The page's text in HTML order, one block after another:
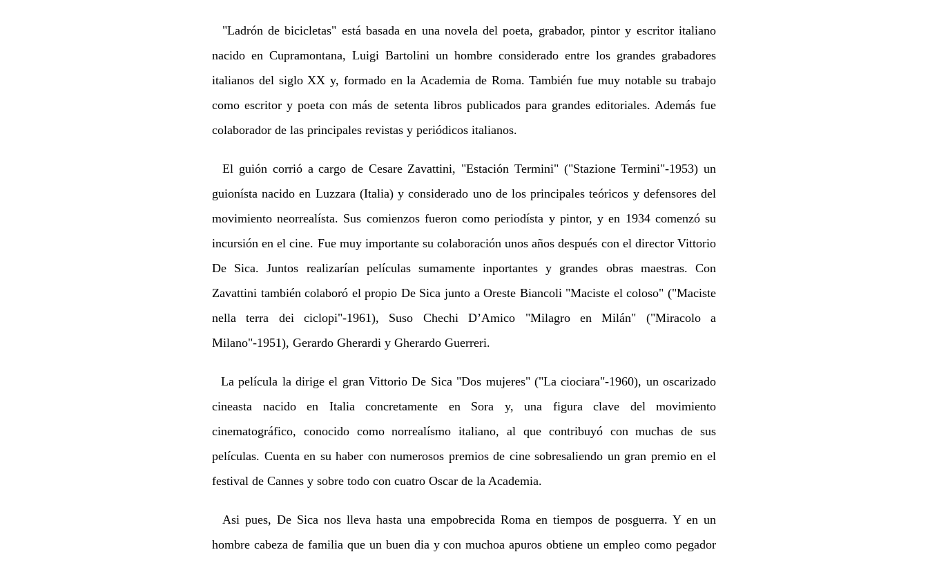
"Ladrón de bicicletas" está basada en una novela del poeta, grabador, pintor y escritor italiano
nacido en Cupramontana, Luigi Bartolini un hombre considerado entre los grandes grabadores
italianos del siglo XX y, formado en la Academia de Roma. También fue muy notable su trabajo
como escritor y poeta con más de setenta libros publicados para grandes editoriales. Además fue
colaborador de las principales revistas y periódicos italianos.
El guión corrió a cargo de Cesare Zavattini, "Estación Termini" ("Stazione Termini"-1953) un
guionísta nacido en Luzzara (Italia) y considerado uno de los principales teóricos y defensores del
movimiento neorrealísta. Sus comienzos fueron como periodísta y pintor, y en 1934 comenzó su
incursión en el cine. Fue muy importante su colaboración unos años después con el director Vittorio
De Sica. Juntos realizarían películas sumamente inportantes y grandes obras maestras. Con
Zavattini también colaboró el propio De Sica junto a Oreste Biancoli "Maciste el coloso" ("Maciste
nella terra dei ciclopi"-1961), Suso Chechi D’Amico "Milagro en Milán" ("Miracolo a
Milano"-1951), Gerardo Gherardi y Gherardo Guerreri.
La película la dirige el gran Vittorio De Sica "Dos mujeres" ("La ciociara"-1960), un oscarizado
cineasta nacido en Italia concretamente en Sora y, una figura clave del movimiento
cinematográfico, conocido como norrealísmo italiano, al que contribuyó con muchas de sus
películas. Cuenta en su haber con numerosos premios de cine sobresaliendo un gran premio en el
festival de Cannes y sobre todo con cuatro Oscar de la Academia.
Asi pues, De Sica nos lleva hasta una empobrecida Roma en tiempos de posguerra. Y en un
hombre cabeza de familia que un buen dia y con muchoa apuros obtiene un empleo como pegador